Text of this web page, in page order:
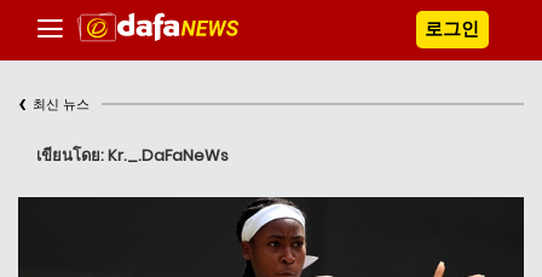
로그인
‹ 최신 뉴스
เขียนโดย: Kr._.DaFaNeWs